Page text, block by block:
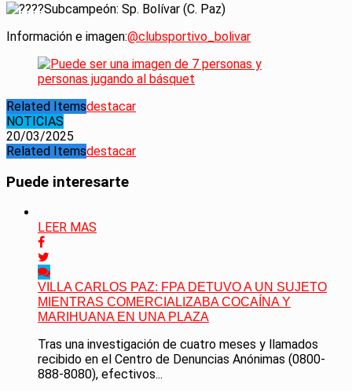
Subcampeón: Sp. Bolívar (C. Paz)
Información e imagen:@clubsportivo_bolivar
Related Itemsdestacar
NOTICIAS
20/03/2025
Related Itemsdestacar
Puede interesarte
LEER MAS
VILLA CARLOS PAZ: FPA DETUVO A UN SUJETO
MIENTRAS COMERCIALIZABA COCAÍNA Y
MARIHUANA EN UNA PLAZA
Tras una investigación de cuatro meses y llamados
recibido en el Centro de Denuncias Anónimas (0800-
888-8080), efectivos...